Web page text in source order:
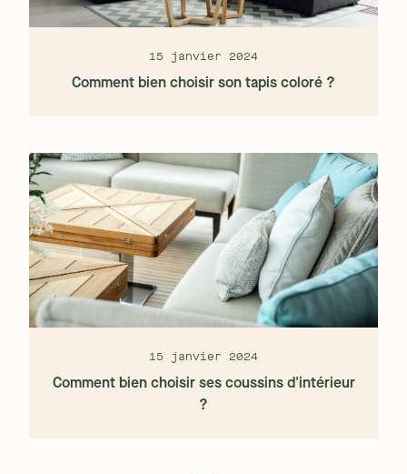
15 janvier 2024
Comment bien choisir son tapis coloré ?
15 janvier 2024
Comment bien choisir ses coussins d'intérieur
?